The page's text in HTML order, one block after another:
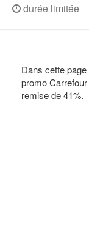
durée limitée
Dans cette
promo
remise de 41%.